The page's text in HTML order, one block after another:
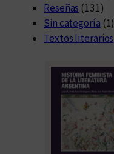
Reseñas (131)
Sin categoría (1)
Textos literarios